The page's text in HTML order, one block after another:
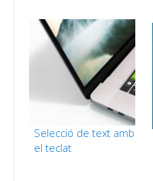
Selecció de text amb
el teclat